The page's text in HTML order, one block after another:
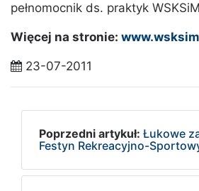
pełnomocnik ds. praktyk WSKSiM
Więcej na stronie:
23-07-2011
Poprzedni artykuł: Łukowe
Festyn Rekreacyjno-